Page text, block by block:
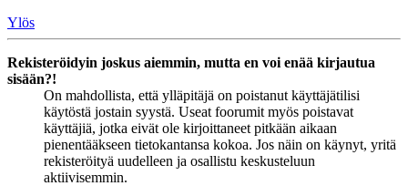
Ylös
Rekisteröidyin joskus aiemmin, mutta en voi enää kirjautua
sisään?!
On mahdollista, että ylläpitäjä on poistanut käyttäjätilisi
käytöstä jostain syystä. Useat foorumit myös poistavat
käyttäjiä, jotka eivät ole kirjoittaneet pitkään aikaan
pienentääkseen tietokantansa kokoa. Jos näin on käynyt, yritä
rekisteröityä uudelleen ja osallistu keskusteluun
aktiivisemmin.